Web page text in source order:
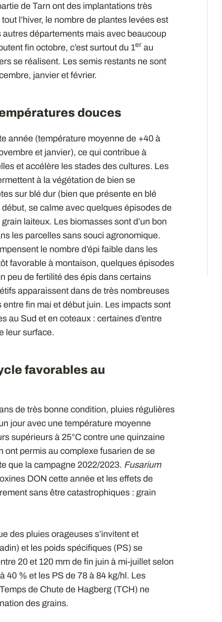
de Tarn ont des implantations très
l’hiver, le nombre de plantes levées est
autres départements mais avec beaucoup
fin octobre, c’est surtout du 1erau
se réalisent. Les semis restants ne sont
janvier et février.
douces
année (température moyenne de +40 à
et janvier), ce qui contribue à
et accélère les stades des cultures. Les
à la végétation de bien se
sur blé dur (bien que présente en blé
se calme avec quelques épisodes de
laiteux. Les biomasses sont d’un bon
les parcelles sans souci agronomique.
le nombre d’épi faible dans les
favorable à montaison, quelques épisodes
peu de fertilité des épis dans certains
apparaissent dans de très nombreuses
fin mai et début juin. Les impacts sont
au Sud et en coteaux : certaines d’entre
leur surface.
favorables au
de très bonne condition, pluies régulières
jour avec une température moyenne
supérieurs à 25°C contre une quinzaine
ont permis au complexe fusarien de se
que la campagne 2022/2023. Fusarium
DON cette année et les effets de
sans être catastrophiques : grain
des pluies orageuses s’invitent et
et les poids spécifiques (PS) se
20 et 120 mm de fin juin à mi-juillet selon
40 % et les PS de 78 à 84 kg/hl. Les
de Chute de Hagberg (TCH) ne
des grains.